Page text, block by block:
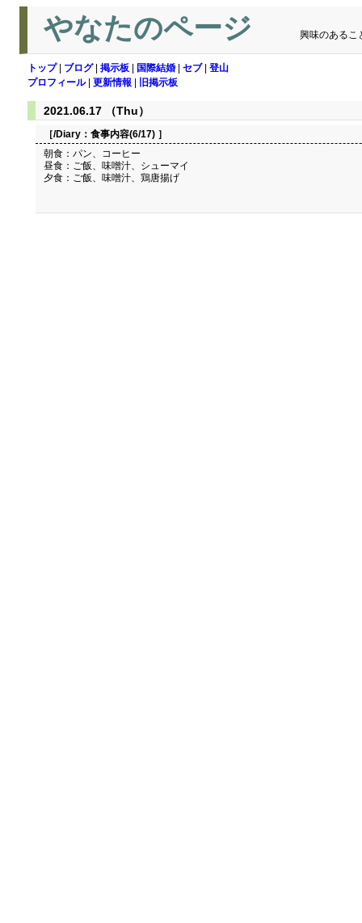
やなたのページ 興味のあるこ
トップ| ブログ| 掲示板 国際結婚 セブ| 登山
プロフィール| 更新情報 旧掲示板
2021.06.17 （Thu）
［/Diary： 食事内容(6/17) ］
朝食：パン、コーヒー
昼食：ご飯、味噌汁、シューマイ
夕食：ご飯、味噌汁、鶏唐揚げ